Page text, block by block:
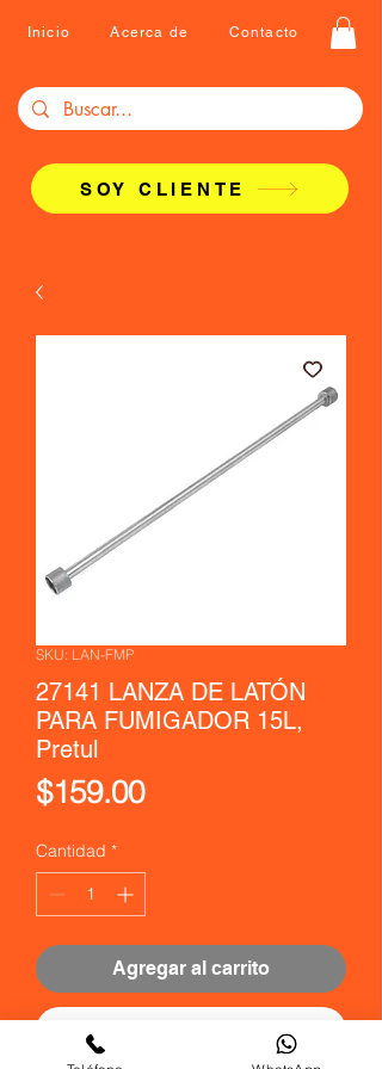
Inicio Acerca de Contacto
SOY CLIENTE
SKU: LAN-FMP
27141 LANZA DE LATÓN
PARA FUMIGADOR 15L,
Pretul
$159.00Precio
Cantidad *
Agregar al carrito